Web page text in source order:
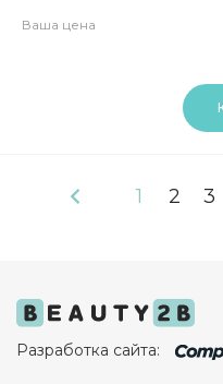
Ваша цена
1 2 3
Разработка сайта: